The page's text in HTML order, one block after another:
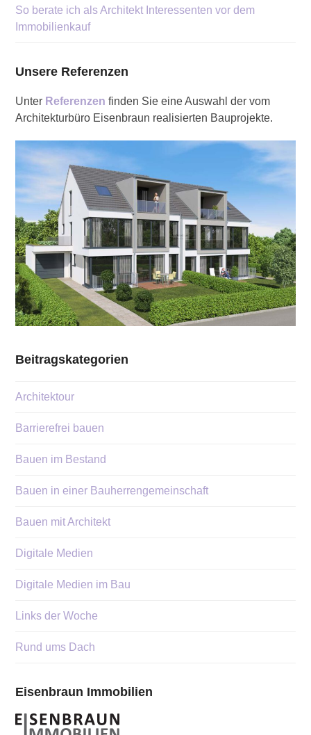
So berate ich als Architekt Interessenten vor dem
Immobilienkauf
Unsere Referenzen
Unter Referenzen finden Sie eine Auswahl der vom
Architekturbüro Eisenbraun realisierten Bauprojekte.
Beitragskategorien
Architektour
Barrierefrei bauen
Bauen im Bestand
Bauen in einer Bauherrengemeinschaft
Bauen mit Architekt
Digitale Medien
Digitale Medien im Bau
Links der Woche
Rund ums Dach
Eisenbraun Immobilien